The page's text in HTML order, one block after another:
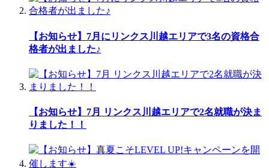
【お知らせ】7月にリンクス川越エリアで3名の資格合
格者が出ました♪
【お知らせ】7月 リンクス川越エリアで2名就職が決ま
りました！！